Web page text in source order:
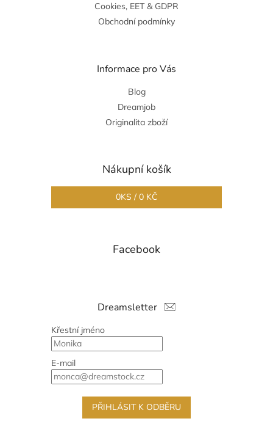
Cookies, EET & GDPR
Obchodní podmínky
Informace pro Vás
Blog
Dreamjob
Originalita zboží
Nákupní košík
0KS / 0 KČ
Facebook
Dreamsletter
Křestní jméno
E-mail
PŘIHLÁSIT K ODBĚRU